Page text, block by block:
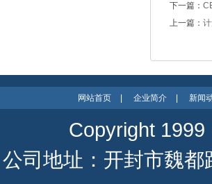
下一篇：
上一篇：
网站首页 企业简介 新闻
Copyright 1999
公司地址：开封市魏